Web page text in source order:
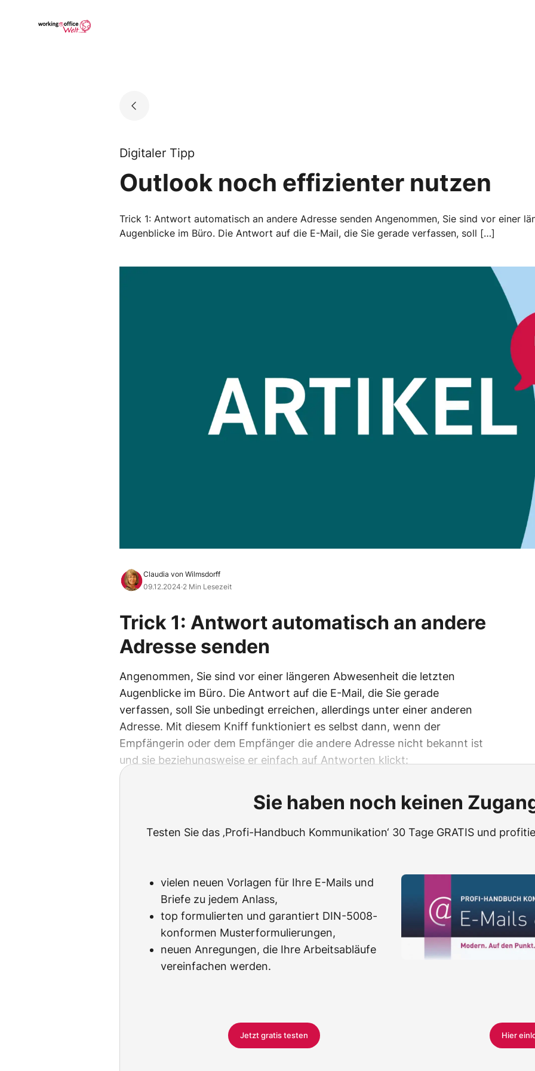
Go to landing page.
Digitaler Tipp
Outlook noch effizienter nutzen
Trick 1: Antwort automatisch an andere Adresse senden Angenommen, Sie sind vor einer
Augenblicke im Büro. Die Antwort auf die E-Mail, die Sie gerade verfassen, soll […]
Claudia von Wilmsdorff
09.12.2024·2 Min Lesezeit
Trick 1: Antwort automatisch an andere
Adresse senden
Angenommen, Sie sind vor einer längeren Abwesenheit die letzten
Augenblicke im Büro. Die Antwort auf die E-Mail, die Sie gerade
verfassen, soll Sie unbedingt erreichen, allerdings unter einer anderen
Adresse. Mit diesem Kniff funktioniert es selbst dann, wenn der
Empfängerin oder dem Empfänger die andere Adresse nicht bekannt ist
und sie beziehungsweise er einfach auf Antworten klickt:
Sie haben noch keinen
Testen Sie das ‚Profi-Handbuch Kommunikation‘ 30 Tage GRATIS und
vielen neuen Vorlagen für Ihre E-Mails und
Briefe zu jedem Anlass,
top formulierten und garantiert DIN-5008-
konformen Musterformulierungen,
neuen Anregungen, die Ihre Arbeitsabläufe
vereinfachen werden.
Jetzt gratis testen Hier